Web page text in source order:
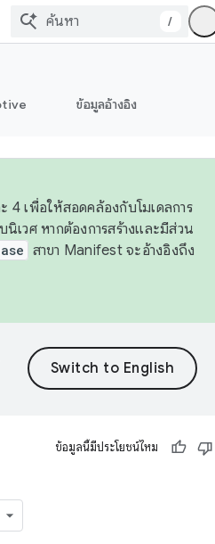
/
ข้อมูลอ้างอิง
4 เพื่อให้สอดคล้องกับโมเดลการ
วศ หากต้องการสร้างและมีส่วน
สาขา Manifest จะอ้างอิงถึง
ข้อมูลนี้มีประโยชน์ไหม